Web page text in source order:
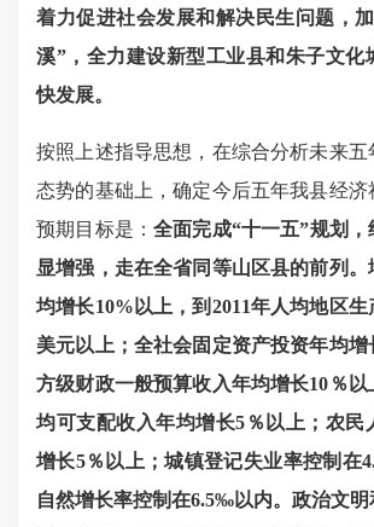
着力促进社会发展和解决民生问题，
溪”，全力建设新型工业县和朱子文化
快发展。
按照上述指导思想，在综合分析未来五
态势的基础上，确定今后五年我县经
预期目标是： 全面完成“十一五”规划，
显增强，走在全省同等山区县的前列
均增长10%以上，到2011年人均地区生
美元以上；全社会固定资产投资年均增
方级财政一般预算收入年均增长10％以
均可支配收入年均增长5％以上；农民
增长5％以上；城镇登记失业率控制在
自然增长率控制在6.5‰以内。政治文